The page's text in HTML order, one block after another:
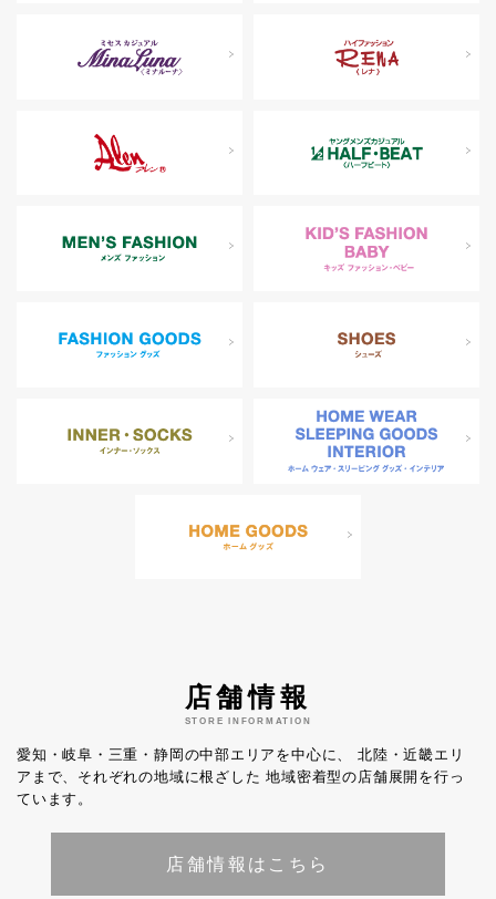
店舗情報
STORE INFORMATION
愛知・岐阜・三重・静岡の中部エリアを中心に、
北陸・近畿エリ
アまで、それぞれの地域に根ざした 地域密着型の店舗展開を行っ
ています。
店舗情報はこちら